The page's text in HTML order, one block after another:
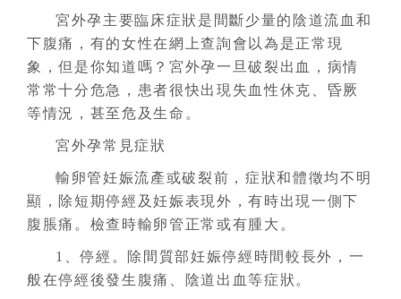
宮外孕主要臨床症狀是間斷少量的陰道流血和
下腹痛，有的女性在網上查詢會以為是正常現
象，但是你知道嗎？宮外孕一旦破裂出血，病情
常常十分危急，患者很快出現失血性休克、昏厥
等情況，甚至危及生命。
宮外孕常見症狀
輸卵管妊娠流產或破裂前，症狀和體徵均不明
顯，除短期停經及妊娠表現外，有時出現一側下
腹脹痛。檢查時輸卵管正常或有腫大。
1、停經。除間質部妊娠停經時間較長外，一
般在停經後發生腹痛、陰道出血等症狀。